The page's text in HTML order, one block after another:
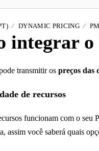
DYNAMIC PRICING
integrar
transmitir ospreços das
de recursos
funcionam com o seu
assim você saberá quais